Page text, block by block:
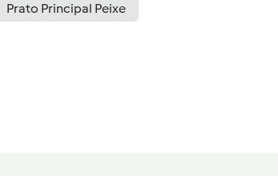
Prato Principal Peixe